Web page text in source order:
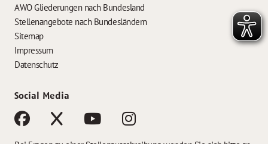
AWO Gliederungen nach Bundesland
Stellenangebote nach Bundesländern
Sitemap
Impressum
Datenschutz
Social Media